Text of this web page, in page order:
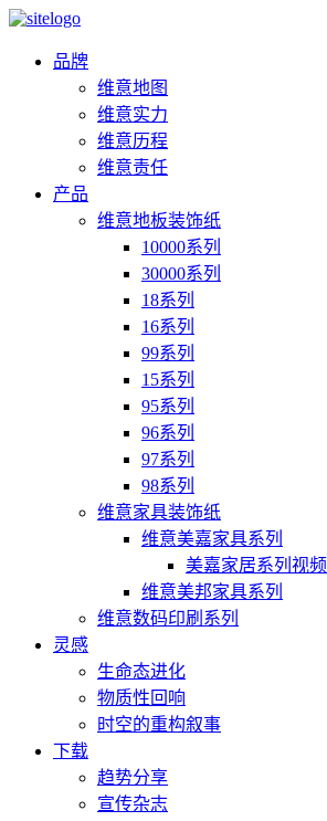
品牌
维意地图
维意实力
维意历程
维意责任
产品
维意地板装饰纸
10000系列
30000系列
18系列
16系列
99系列
15系列
95系列
96系列
97系列
98系列
维意家具装饰纸
维意美嘉家具系列
美嘉家居系列视频
维意美邦家具系列
维意数码印刷系列
灵感
生命态进化
物质性回响
时空的重构叙事
下载
趋势分享
宣传杂志